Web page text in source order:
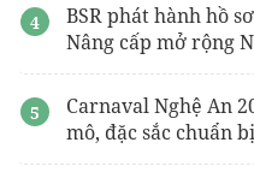
BSR phát hành hồ
Nâng cấp mở rộng
Carnaval Nghệ An
mô, đặc sắc chuẩn